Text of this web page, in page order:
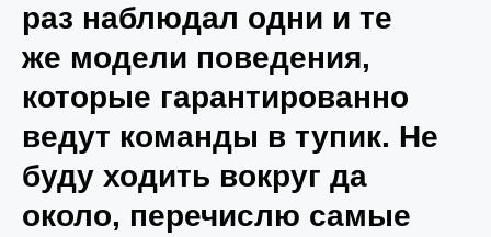
раз наблюдал одни и те
же модели поведения,
которые гарантированно
ведут команды в тупик. Не
буду ходить вокруг да
около, перечислю самые